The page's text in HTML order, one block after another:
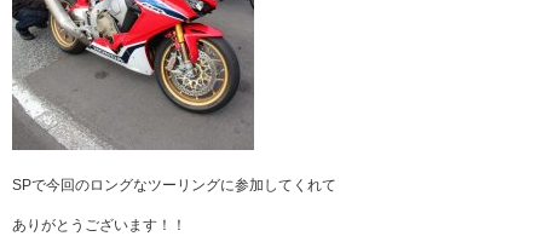
SPで今回のロングなツーリングに参加してくれて
ありがとうございます！！